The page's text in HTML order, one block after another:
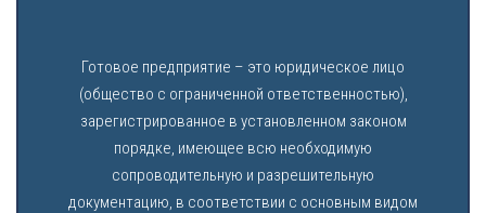
Готовое предприятие – это юридическое лицо
(общество с ограниченной ответственностью),
зарегистрированное в установленном законом
порядке, имеющее всю необходимую
сопроводительную и разрешительную
документацию, в соответствии с основным видом